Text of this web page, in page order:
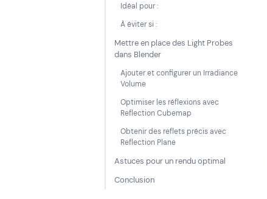
Idéal pour :
À éviter si :
Mettre en place des Light Probes
dans Blender
Ajouter et configurer un Irradiance
Volume
Optimiser les réflexions avec
Reflection Cubemap
Obtenir des reflets précis avec
Reflection Plane
Astuces pour un rendu optimal
Conclusion